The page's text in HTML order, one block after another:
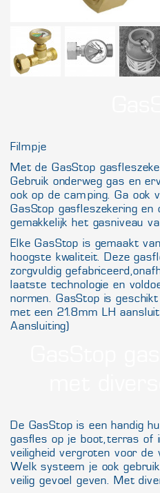
Filmpje
Met de GasStop
Gebruik onderweg gas en
ook op de camping. Ga ook
GasStop gasfleszekering
gemakkelijk het gasniveau
Elke GasStop is gemaakt
hoogste kwaliteit. Deze
zorgvuldig gefabriceerd,
laatste technologie en
normen. GasStop is
met een 21.8mm LH
Aansluiting)
De GasStop is een handig
gasfles op je boot, terras of
veiligheid vergroten voor de
Welk systeem je ook
veilig gevoel geven. Met